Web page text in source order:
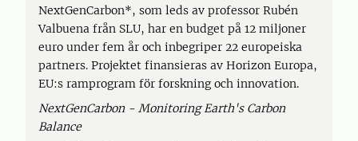
NextGenCarbon*, som leds av professor Rubén
Valbuena från SLU, har en budget på 12 miljoner
euro under fem år och inbegriper 22 europeiska
partners. Projektet finansieras av Horizon Europa,
EU:s ramprogram för forskning och innovation.
NextGenCarbon - Monitoring Earth's Carbon
Balance